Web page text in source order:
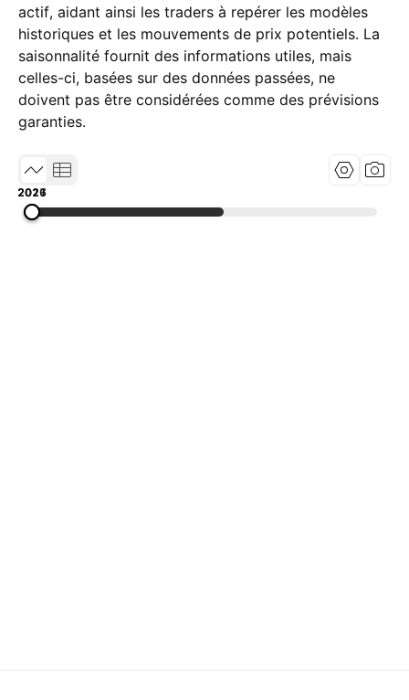
actif, aidant ainsi les traders à repérer les modèles
historiques et les mouvements de prix potentiels. La
saisonnalité fournit des informations utiles, mais
celles-ci, basées sur des données passées, ne
doivent pas être considérées comme des prévisions
garanties.
2017
2021
2026